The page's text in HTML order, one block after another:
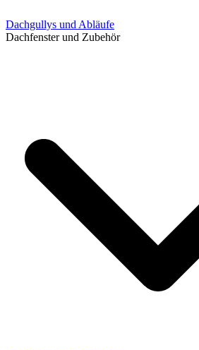
Dachgullys und Abläufe
Dachfenster und Zubehör